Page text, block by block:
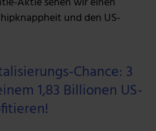
und den US-
Chance: 3
1,83 Billionen US-